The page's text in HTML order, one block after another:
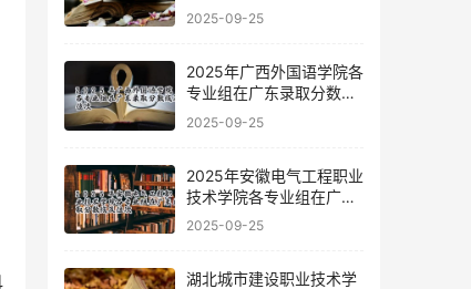
2025-09-25
2025年广西外国语学院各
专业组在广东录取分数线
及位次
2025-09-25
2025年安徽电气工程职业
技术学院各专业组在广东
录取分数线及位次
2025-09-25
湖北城市建设职业技术学